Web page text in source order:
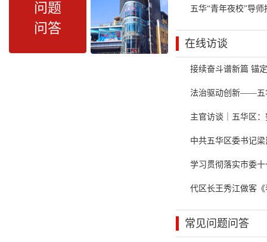
问题
问答
五华“青年夜校”导
在线访谈
接续奋斗谱新篇 锚
法治驱动创新——五
主官访谈｜五华区
中共五华区委书记
学习贯彻落实市委
代区长王秀江做客
常见问题问答